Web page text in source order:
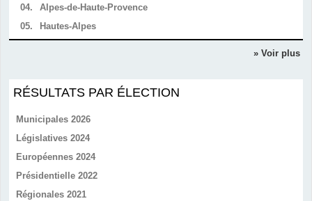
04.
Alpes-de-Haute-Provence
05.
Hautes-Alpes
» Voir plus
RÉSULTATS PAR ÉLECTION
Municipales 2026
Législatives 2024
Européennes 2024
Présidentielle 2022
Régionales 2021